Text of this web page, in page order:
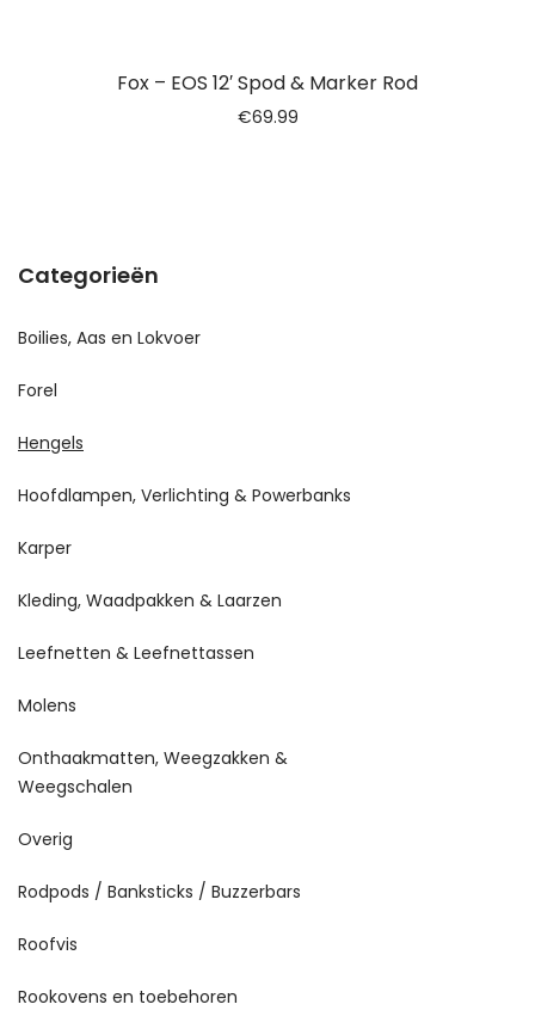
Fox – EOS 12′ Spod & Marker Rod
€69.99
Categorieën
Boilies, Aas en Lokvoer
Forel
Hengels
Hoofdlampen, Verlichting & Powerbanks
Karper
Kleding, Waadpakken & Laarzen
Leefnetten & Leefnettassen
Molens
Onthaakmatten, Weegzakken &
Weegschalen
Overig
Rodpods / Banksticks / Buzzerbars
Roofvis
Rookovens en toebehoren